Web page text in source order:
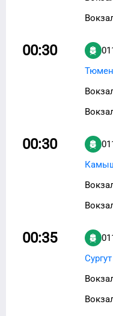
00:30
00:30
00:35